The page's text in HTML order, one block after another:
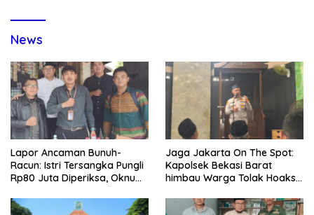
News
Lapor Ancaman Bunuh-
Racun: Istri Tersangka Pungli
Rp80 Juta Diperiksa, Oknum
Disdagperin
Jaga Jakarta On The Spot:
Kapolsek Bekasi Barat
himbau Warga Tolak Hoaks
Sholat Jumat